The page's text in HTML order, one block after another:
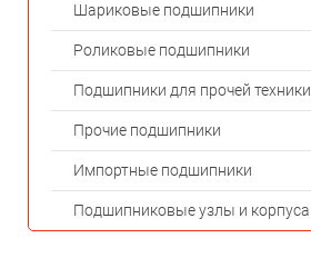
Шариковые подшипники
Роликовые подшипники
Подшипники для прочей техники
Прочие подшипники
Импортные подшипники
Подшипниковые узлы и корпуса